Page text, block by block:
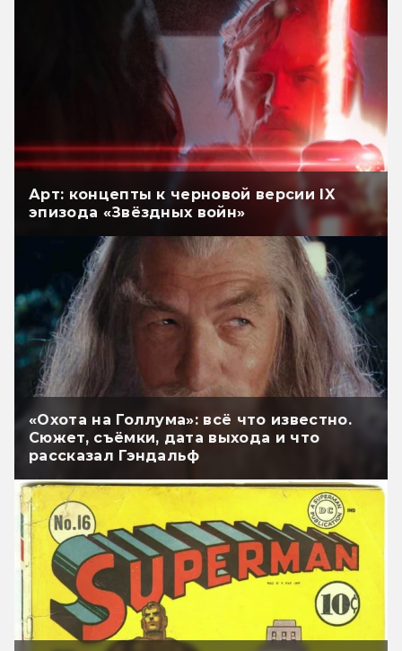
Арт: концепты к черновой версии IX
эпизода «Звёздных войн»
«Охота на Голлума»: всё что известно.
Сюжет, съёмки, дата выхода и что
рассказал Гэндальф